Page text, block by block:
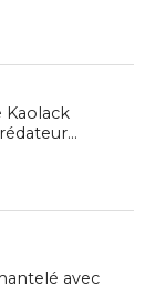
Kaolack
avec